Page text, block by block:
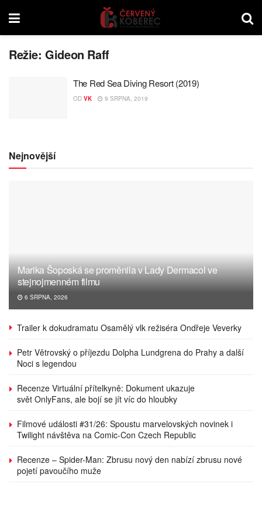
Režie:Gideon Raff
The Red Sea Diving Resort (2019)
OD VK 9 SRPNA, 2019
Nejnovější
Marika Šoposká se proměnila v Lady Dermacol ve
stejnojmenném filmu
6 SRPNA, 2026
Trailer k dokudramatu Osamělý vlk režiséra Ondřeje Veverky
Petr Větrovský o příjezdu Dolpha Lundgrena do Prahy a další
Noci s legendou
Recenze Virtuální přítelkyně: Dokument ukazuje
svět OnlyFans, ale bojí se jít víc do hloubky
Filmové události #31/26: Spoustu marvelovských novinek i
Twilight návštěva na Comic-Con Czech Republic
Recenze – Spider-Man: Zbrusu nový den nabízí zbrusu nové
pojetí pavoučího muže